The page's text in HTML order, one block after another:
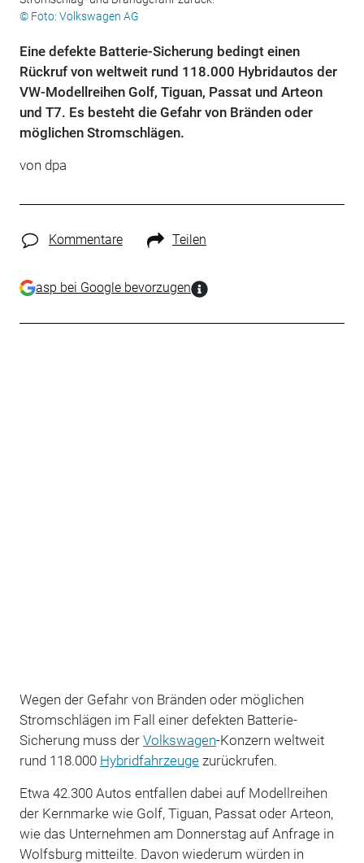
© Foto: Volkswagen AG
Eine defekte Batterie-Sicherung bedingt einen
Rückruf von weltweit rund 118.000 Hybridautos der
VW-Modellreihen Golf, Tiguan, Passat und Arteon
und T7. Es besteht die Gefahr von Bränden oder
möglichen Stromschlägen.
von dpa
Kommentare Teilen
asp bei Google bevorzugen
Wegen der Gefahr von Bränden oder möglichen
Stromschlägen im Fall einer defekten Batterie-
Sicherung muss der Volkswagen-Konzern weltweit
rund 118.000 Hybridfahrzeugezurückrufen.
Etwa 42.300 Autos entfallen dabei auf Modellreihen
der Kernmarke wie Golf, Tiguan, Passat oder Arteon,
wie das Unternehmen am Donnerstag auf Anfrage in
Wolfsburg mitteilte. Davon wiederum würden in